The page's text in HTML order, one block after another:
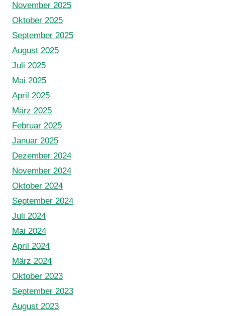
November 2025
Oktober 2025
September 2025
August 2025
Juli 2025
Mai 2025
April 2025
März 2025
Februar 2025
Januar 2025
Dezember 2024
November 2024
Oktober 2024
September 2024
Juli 2024
Mai 2024
April 2024
März 2024
Oktober 2023
September 2023
August 2023